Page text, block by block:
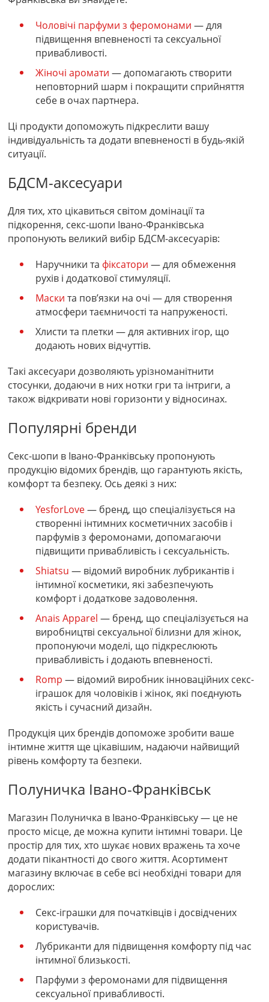
Чоловічі парфуми з феромонами — для
підвищення впевненості та сексуальної
привабливості.
Жіночі аромати — допомагають створити
неповторний шарм і покращити сприйняття
себе в очах партнера.
Ці продукти допоможуть підкреслити вашу
індивідуальність та додати впевненості в будь-якій
ситуації.
БДСМ-аксесуари
Для тих, хто цікавиться світом домінації та
підкорення, секс-шопи Івано-Франківська
пропонують великий вибір БДСМ-аксесуарів:
Наручники та фіксатори — для обмеження
рухів і додаткової стимуляції.
Маски та пов’язки на очі — для створення
атмосфери таємничості та напруженості.
Хлисти та плетки — для активних ігор, що
додають нових відчуттів.
Такі аксесуари дозволяють урізноманітнити
стосунки, додаючи в них нотки гри та інтриги, а
також відкривати нові горизонти у відносинах.
Популярні бренди
Секс-шопи в Івано-Франківську пропонують
продукцію відомих брендів, що гарантують якість,
комфорт та безпеку. Ось деякі з них:
YesforLove— бренд, що спеціалізується на
створенні інтимних косметичних засобів і
парфумів з феромонами, допомагаючи
підвищити привабливість і сексуальність.
Shiatsu — відомий виробник лубрикантів і
інтимної косметики, які забезпечують
комфорт і додаткове задоволення.
Anais Apparel — бренд, що спеціалізується на
виробництві сексуальної білизни для жінок,
пропонуючи моделі, що підкреслюють
привабливість і додають впевненості.
Romp — відомий виробник інноваційних секс-
іграшок для чоловіків і жінок, які поєднують
якість і сучасний дизайн.
Продукція цих брендів допоможе зробити ваше
інтимне життя ще цікавішим, надаючи найвищий
рівень комфорту та безпеки.
Полуничка Івано-Франківськ
Магазин Полуничка в Івано-Франківську — це не
просто місце, де можна купити інтимні товари. Це
простір для тих, хто шукає нових вражень та хоче
додати пікантності до свого життя. Асортимент
магазину включає в себе всі необхідні товари для
дорослих:
Секс-іграшки для початківців і досвідчених
користувачів.
Лубриканти для підвищення комфорту під час
інтимної близькості.
Парфуми з феромонами для підвищення
сексуальної привабливості.